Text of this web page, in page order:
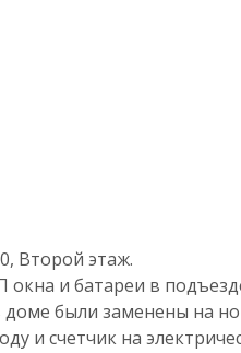
Второй этаж.
и батареи в
были заменены на
и счетчик на